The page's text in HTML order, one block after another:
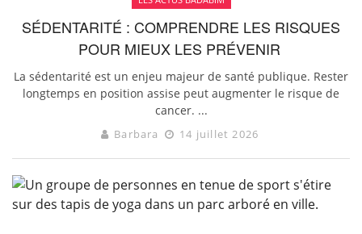
SÉDENTARITÉ : COMPRENDRE LES RISQUES
POUR MIEUX LES PRÉVENIR
La sédentarité est un enjeu majeur de santé publique. Rester
longtemps en position assise peut augmenter le risque de
cancer. ...
Barbara 14 juillet 2026